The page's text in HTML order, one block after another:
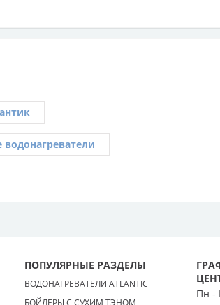
ПОПУЛЯРНЫЕ РАЗДЕЛЫ
ВОДОНАГРЕВАТЕЛИ ATLANTIC
БОЙЛЕРЫ С СУХИМ ТЭНОМ
Пн -